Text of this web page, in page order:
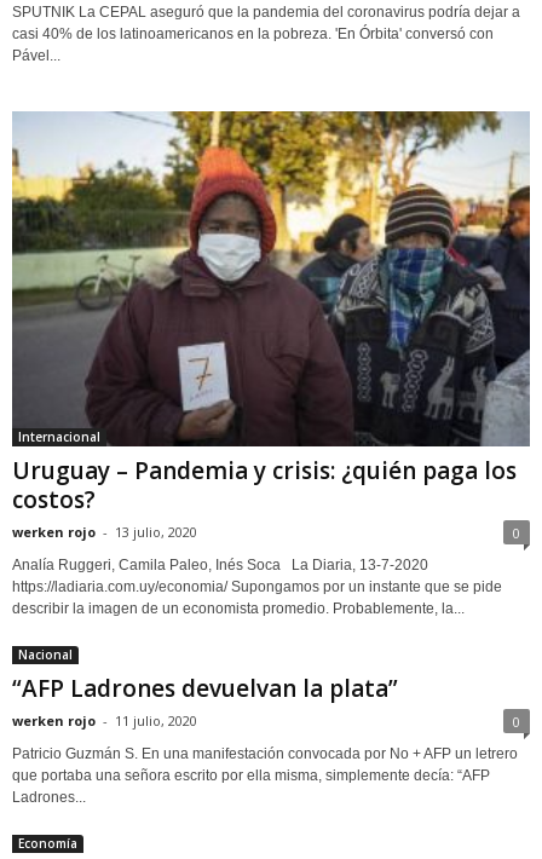
SPUTNIK La CEPAL aseguró que la pandemia del coronavirus podría dejar a
casi 40% de los latinoamericanos en la pobreza. 'En Órbita' conversó con
Pável...
Internacional
Uruguay – Pandemia y crisis: ¿quién paga los
costos?
werken rojo - 13 julio, 2020 0
Analía Ruggeri, Camila Paleo, Inés Soca La Diaria, 13-7-2020
https://ladiaria.com.uy/economia/ Supongamos por un instante que se pide
describir la imagen de un economista promedio. Probablemente, la...
Nacional
“AFP Ladrones devuelvan la plata”
werken rojo - 11 julio, 2020 0
Patricio Guzmán S. En una manifestación convocada por No + AFP un letrero
que portaba una señora escrito por ella misma, simplemente decía: “AFP
Ladrones...
Economía